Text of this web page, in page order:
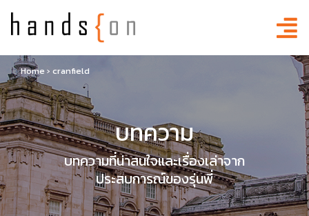
Home › cranfield
บทความ
บทความที่น่าสนใจและเรื่องเล่าจาก
ประสบการณ์ของรุ่นพี่